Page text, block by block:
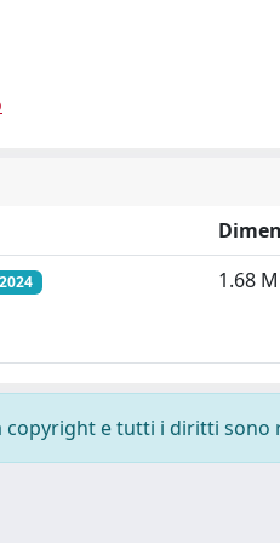
1.68
e tutti i diritti sono